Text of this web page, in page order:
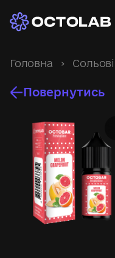
Головна ›
Повернутись